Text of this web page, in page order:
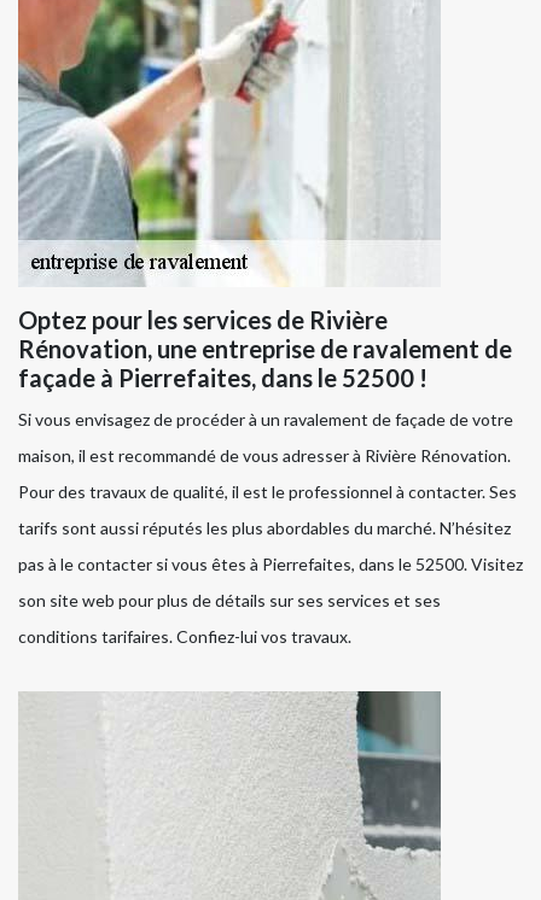
Optez pour les services de Rivière
Rénovation, une entreprise de ravalement de
façade à Pierrefaites, dans le 52500 !
Si vous envisagez de procéder à un ravalement de façade de votre
maison, il est recommandé de vous adresser à Rivière Rénovation.
Pour des travaux de qualité, il est le professionnel à contacter. Ses
tarifs sont aussi réputés les plus abordables du marché. N’hésitez
pas à le contacter si vous êtes à Pierrefaites, dans le 52500. Visitez
son site web pour plus de détails sur ses services et ses
conditions tarifaires. Confiez-lui vos travaux.